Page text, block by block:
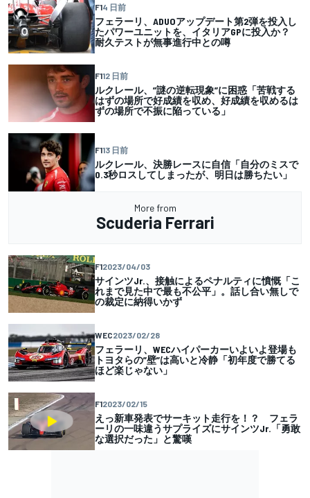
F14 日前
フェラーリ、ADUOアップデート第2弾を投入し
たパワーユニットを、イタリアGPに投入か？
耐久テストが無事進行中との噂
F112 日前
ルクレール、”謎の逆転現象”に困惑「苦戦する
はずの場所で好成績を収め、好成績を収めるは
ずの場所で不振に陥っている」
F113 日前
ルクレール、決勝レースに自信「自分のミスで
0.3秒ロスしてしまったが、明日は勝ちたい」
More from
Scuderia Ferrari
F12023/04/03
サインツJr.、接触によるペナルティに憤慨「こ
れまで見た中で最も不公平」。話し合い無しで
の裁定に納得いかず
WEC2023/02/28
フェラーリ、WECハイパーカーいよいよ登場も
トヨタらの”壁”は高いと冷静「初年度で勝てる
ほど楽じゃない」
F12023/02/15
えっ新車発表でサーキット走行を！？ フェラ
ーリの一味違うサプライズにサインツJr.「勇敢
な選択だった」と驚嘆